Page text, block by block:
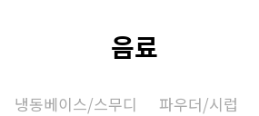
음료
냉동베이스/스무디 파우더/시럽